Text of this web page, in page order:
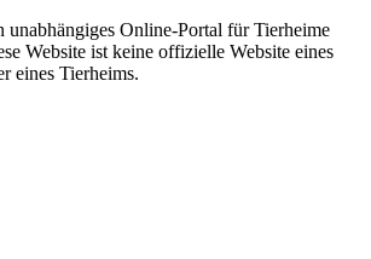
Online-Portal für Tierheime
Website ist keine offizielle Website eines
eines Tierheims.